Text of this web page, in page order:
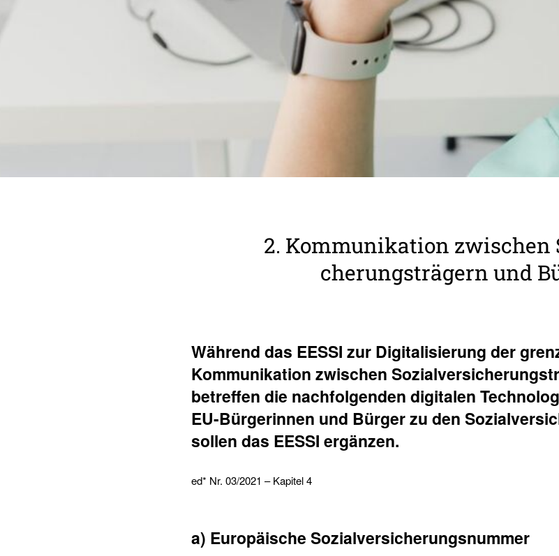
2. Kommu­ni­ka­tion
che­rungs­trä­gern und
Während das EESSI zur Digi­ta­li­sie­rung der
Kommu­ni­ka­tion zwischen
betreffen die nach­fol­genden digi­talen
EU-Bürge­rinnen und Bürger zu den
sollen das EESSI ergänzen.
ed* Nr. 03/2021 – Kapitel 4
a) Euro­päi­sche Sozi­al­ver­si­che­rungs­nummer